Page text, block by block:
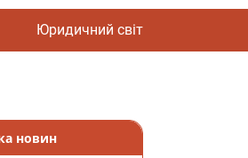
Юридичний світ
новин